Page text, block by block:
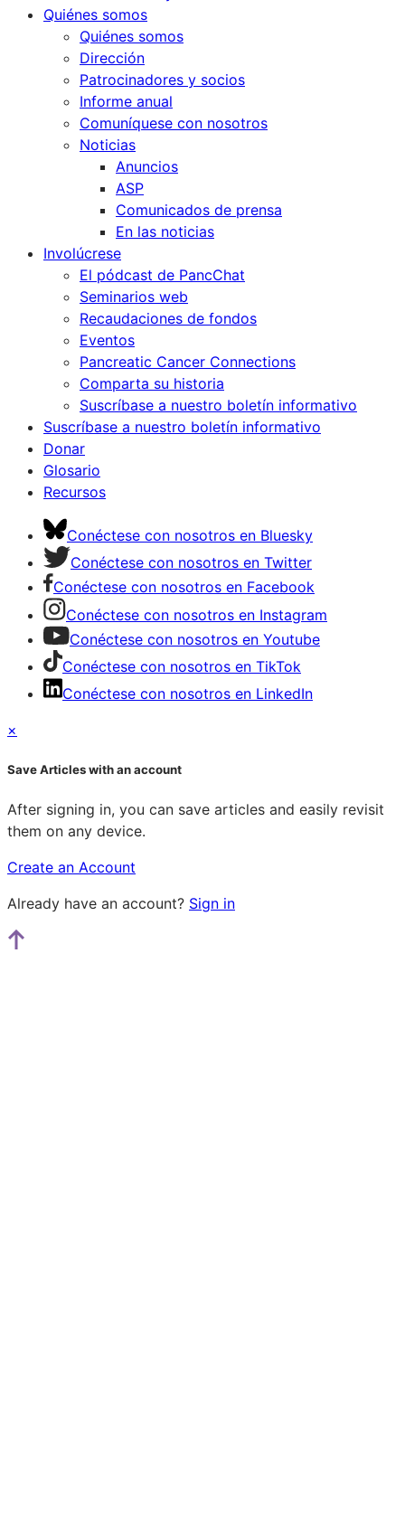
Quiénes somos
Quiénes somos
Dirección
Patrocinadores y socios
Informe anual
Comuníquese con nosotros
Noticias
Anuncios
ASP
Comunicados de prensa
En las noticias
Involúcrese
El pódcast de PancChat
Seminarios web
Recaudaciones de fondos
Eventos
Pancreatic Cancer Connections
Comparta su historia
Suscríbase a nuestro boletín informativo
Suscríbase a nuestro boletín informativo
Donar
Glosario
Recursos
Conéctese con nosotros en Bluesky
Conéctese con nosotros en Twitter
Conéctese con nosotros en Facebook
Conéctese con nosotros en Instagram
Conéctese con nosotros en Youtube
Conéctese con nosotros en TikTok
Conéctese con nosotros en LinkedIn
×
Save Articles with an account
After signing in, you can save articles and easily revisit
them on any device.
Create an Account
Already have an account? Sign in